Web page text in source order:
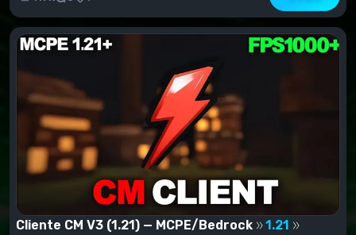
Cliente CM V3 (1.21) — MCPE/Bedrock
1.21